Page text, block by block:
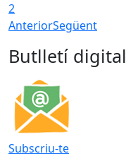
2
AnteriorSegüent
Butlletí digital
Subscriu-te